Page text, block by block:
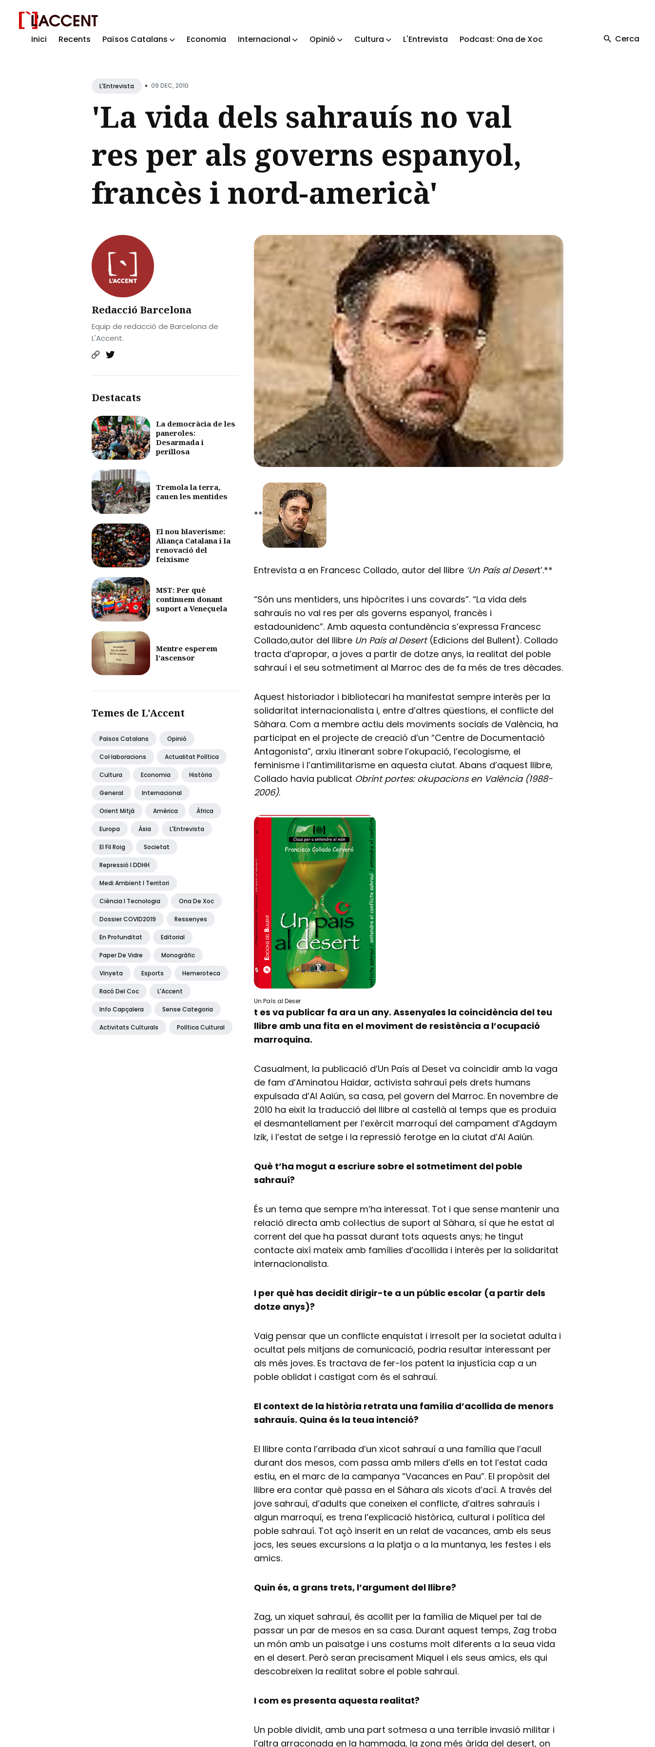
Inici Recents Països Catalans Economia Internacional Opinió Cultura L'Entrevista Podcast: Ona de Xoc Cerca
L'Entrevista • 09 DEC, 2010
'La vida dels sahrauís no val
res per als governs espanyol,
francès i nord-americà'
Redacció Barcelona
Equip de redacció de Barcelona de
L'Accent.
Destacats
La democràcia de les
paneroles:
Desarmada i
perillosa
Tremola la terra,
cauen les mentides
El nou blaverisme:
Aliança Catalana i la
renovació del
feixisme
MST: Per què
continuem donant
suport a Veneçuela
Mentre esperem
l’ascensor
Temes de L'Accent
Països Catalans Opinió
Col·laboracions Actualitat Política
Cultura Economia Història
General Internacional
Orient Mitjà Amèrica Àfrica
Europa Àsia L'Entrevista
El Fil Roig Societat
Repressió I DDHH
Medi Ambient I Territori
Ciència I Tecnologia Ona De Xoc
Dossier COVID2019 Ressenyes
En Profunditat Editorial
Paper De Vidre Monogràfic
Vinyeta Esports Hemeroteca
Racó Del Coc L'Accent
Info Capçalera Sense Categoria
Activitats Culturals Política Cultural
**
Entrevista a en Francesc Collado, autor del llibre ‘Un País al Desert’.**
“Són uns mentiders, uns hipòcrites i uns covards”. “La vida dels
sahrauís no val res per als governs espanyol, francès i
estadounidenc”. Amb aquesta contundència s’expressa Francesc
Collado,autor del llibre Un País al Desert(Edicions del Bullent). Collado
tracta d’apropar, a joves a partir de dotze anys, la realitat del poble
sahrauí i el seu sotmetiment al Marroc des de fa més de tres dècades.
Aquest historiador i bibliotecari ha manifestat sempre interès per la
solidaritat internacionalista i, entre d’altres qüestions, el conflicte del
Sàhara. Com a membre actiu dels moviments socials de València, ha
participat en el projecte de creació d’un “Centre de Documentació
Antagonista”, arxiu itinerant sobre l’okupació, l’ecologisme, el
feminisme i l’antimilitarisme en aquesta ciutat. Abans d’aquest llibre,
Collado havia publicat Obrint portes: okupacions en València (1988-
2006).
Un País al Deser
t es va publicar fa ara un any. Assenyales la coincidència del teu
llibre amb una fita en el moviment de resistència a l’ocupació
marroquina.
Casualment, la publicació d’Un País al Deset va coincidir amb la vaga
de fam d’Aminatou Haidar, activista sahrauí pels drets humans
expulsada d’Al Aaiún, sa casa, pel govern del Marroc. En novembre de
2010 ha eixit la traducció del llibre al castellà al temps que es produïa
el desmantellament per l’exèrcit marroquí del campament d’Agdaym
Izik, i l’estat de setge i la repressió ferotge en la ciutat d’Al Aaiún.
Què t’ha mogut a escriure sobre el sotmetiment del poble
sahrauí?
És un tema que sempre m’ha interessat. Tot i que sense mantenir una
relació directa amb col·lectius de suport al Sàhara, sí que he estat al
corrent del que ha passat durant tots aquests anys; he tingut
contacte així mateix amb famílies d’acollida i interès per la solidaritat
internacionalista.
I per què has decidit dirigir-te a un públic escolar (a partir dels
dotze anys)?
Vaig pensar que un conflicte enquistat i irresolt per la societat adulta i
ocultat pels mitjans de comunicació, podria resultar interessant per
als més joves. Es tractava de fer-los patent la injustícia cap a un
poble oblidat i castigat com és el sahrauí.
El context de la història retrata una família d’acollida de menors
sahrauís. Quina és la teua intenció?
El llibre conta l’arribada d’un xicot sahrauí a una família que l’acull
durant dos mesos, com passa amb milers d’ells en tot l’estat cada
estiu, en el marc de la campanya “Vacances en Pau”. El propòsit del
llibre era contar què passa en el Sàhara als xicots d’ací. A través del
jove sahrauí, d’adults que coneixen el conflicte, d’altres sahrauís i
algun marroquí, es trena l’explicació històrica, cultural i política del
poble sahrauí. Tot açò inserit en un relat de vacances, amb els seus
jocs, les seues excursions a la platja o a la muntanya, les festes i els
amics.
Quin és, a grans trets, l’argument del llibre?
Zag, un xiquet sahrauí, és acollit per la família de Miquel per tal de
passar un par de mesos en sa casa. Durant aquest temps, Zag troba
un món amb un paisatge i uns costums molt diferents a la seua vida
en el desert. Però seran precisament Miquel i els seus amics, els qui
descobreixen la realitat sobre el poble sahrauí.
I com es presenta aquesta realitat?
Un poble dividit, amb una part sotmesa a una terrible invasió militar i
l’altra arraconada en la hammada, la zona més àrida del desert, on